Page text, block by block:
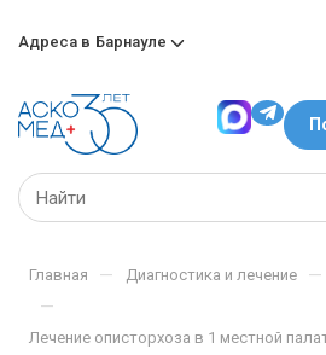
Адреса в Барнауле
Главная — Диагностика и лечение —
—
Лечение описторхоза в 1 местной